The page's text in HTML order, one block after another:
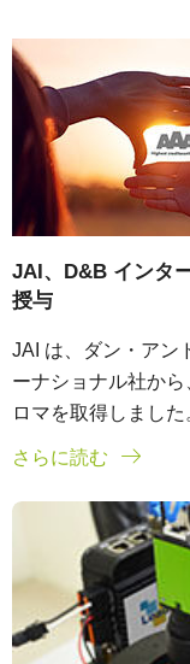
JAI、D&B インタ
授与
JAI は、ダン・アン
ーナショナル社か
ロマを取得しました
さらに読む